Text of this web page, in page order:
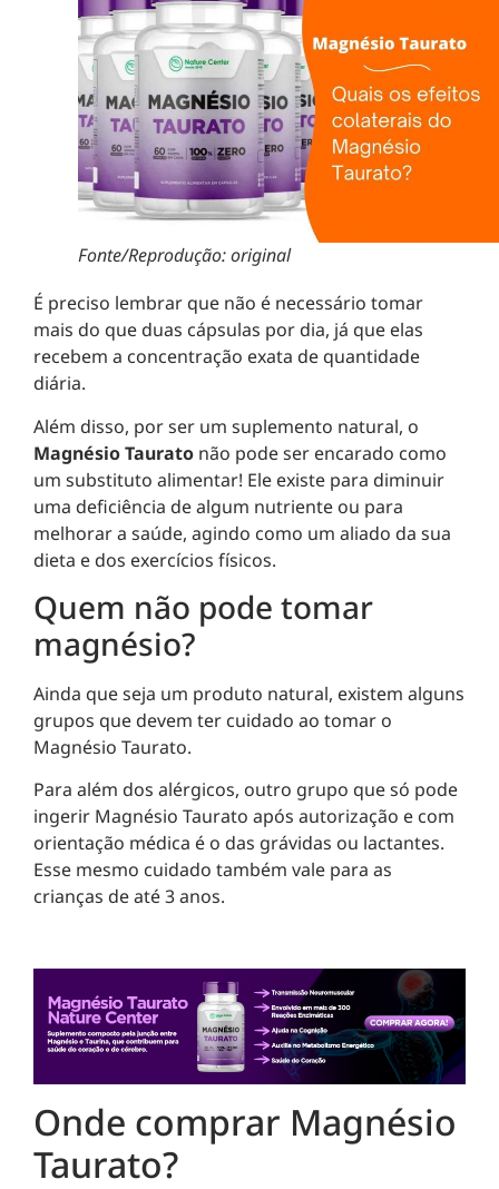
Fonte/Reprodução: original
É preciso lembrar que não é necessário tomar
mais do que duas cápsulas por dia, já que elas
recebem a concentração exata de quantidade
diária.
Além disso, por ser um suplemento natural, o
Magnésio Taurato não pode ser encarado como
um substituto alimentar! Ele existe para diminuir
uma deficiência de algum nutriente ou para
melhorar a saúde, agindo como um aliado da sua
dieta e dos exercícios físicos.
Quem não pode tomar
magnésio?
Ainda que seja um produto natural, existem alguns
grupos que devem ter cuidado ao tomar o
Magnésio Taurato.
Para além dos alérgicos, outro grupo que só pode
ingerir Magnésio Taurato após autorização e com
orientação médica é o das grávidas ou lactantes.
Esse mesmo cuidado também vale para as
crianças de até 3 anos.
Onde comprar Magnésio
Taurato?